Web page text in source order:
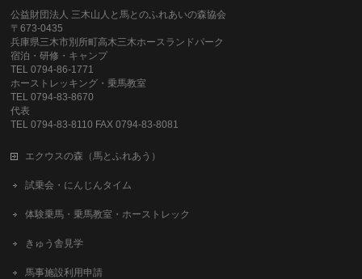
公益財団法人 三木山人と馬とのふれあいの森協会
〒673-0435
兵庫県三木市別所町高木三木ホースランドパーク
宿泊・研修・キャンプ
TEL 0794-86-1771
ホーストレッキング・乗馬教室
TEL 0794-83-8670
代表
TEL 0794-83-8110 FAX 0794-83-8081
エクウスの森（馬とふれあう）
試乗会・にんじんタイム
体験乗馬・乗馬教室・ホーストレック
きゅう舎見学
馬事施設利用申請